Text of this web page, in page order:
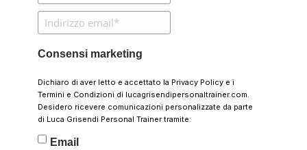
Consensi marketing
Dichiaro di aver letto e accettato la Privacy Policye i
Termini e Condizioni di lucagrisendipersonaltrainer.com.
Desidero ricevere comunicazioni personalizzate da parte
di Luca Grisendi Personal Trainer tramite:
Email